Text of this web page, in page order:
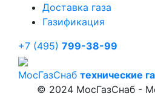
Доставка газа
Газификация
+7 (495) 799-38-99
МосГазСнаб технические
© 2024 МосГазСнаб -